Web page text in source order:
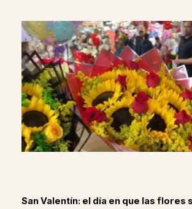
San Valentín: el día en que las flores